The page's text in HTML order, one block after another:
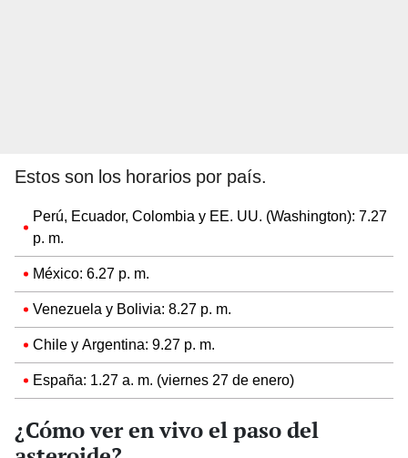
Estos son los horarios por país.
Perú, Ecuador, Colombia y EE. UU. (Washington): 7.27
p. m.
México: 6.27 p. m.
Venezuela y Bolivia: 8.27 p. m.
Chile y Argentina: 9.27 p. m.
España: 1.27 a. m. (viernes 27 de enero)
¿Cómo ver en vivo el paso del